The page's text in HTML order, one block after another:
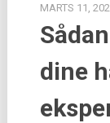
MARTS 11,
dine